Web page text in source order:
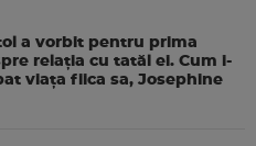
a vorbit pentru prima
relația cu tatăl ei. Cum i-
viața fiica sa, Josephine